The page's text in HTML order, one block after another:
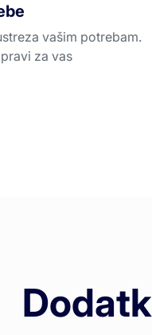
vašim potrebam.
za vas